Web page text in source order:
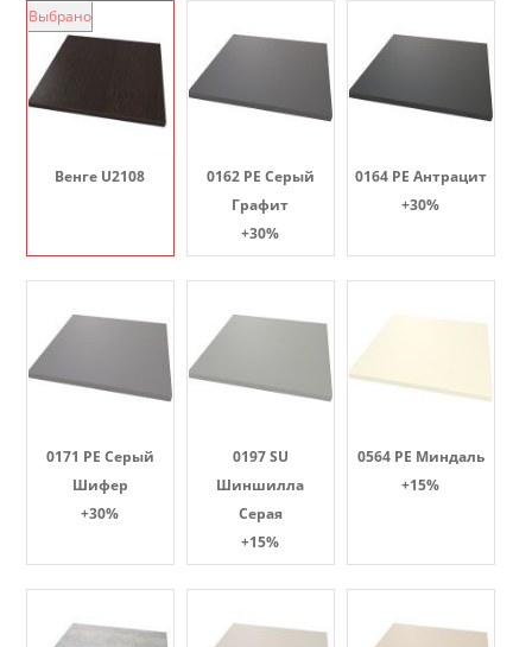
Венге U2108
Выбрано
0162 PE Серый
Графит
+30%
0164 PE Антрацит
+30%
0171 PE Серый
Шифер
+30%
0197 SU
Шиншилла
Серая
+15%
0564 PE Миндаль
+15%